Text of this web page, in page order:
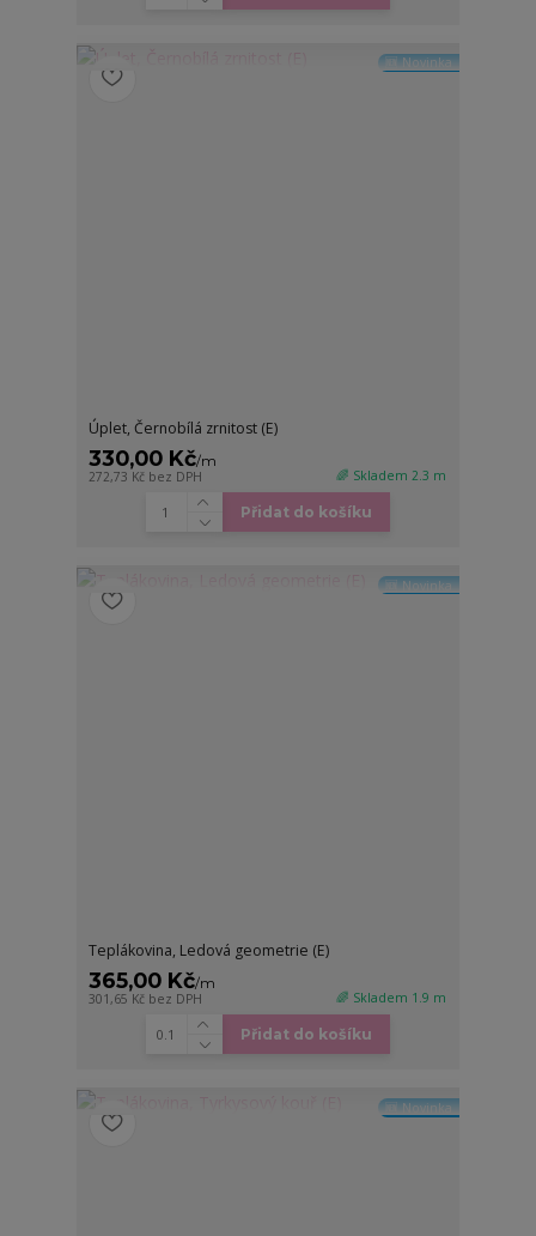
🆕 Novinka
Úplet, Černobílá zrnitost (E)
330,00 Kč/m
272,73 Kč bez DPH 🌈 Skladem 2.3 m
Přidat do košíku
🆕 Novinka
Teplákovina, Ledová geometrie (E)
365,00 Kč/m
301,65 Kč bez DPH 🌈 Skladem 1.9 m
Přidat do košíku
🆕 Novinka